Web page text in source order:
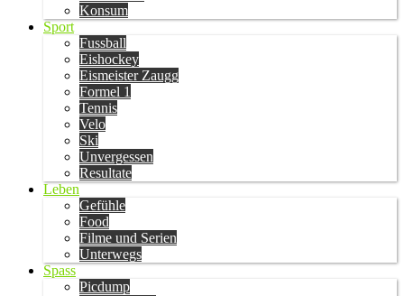
Konsum
Sport
Fussball
Eishockey
Eismeister Zaugg
Formel 1
Tennis
Velo
Ski
Unvergessen
Resultate
Leben
Gefühle
Food
Filme und Serien
Unterwegs
Spass
Picdump